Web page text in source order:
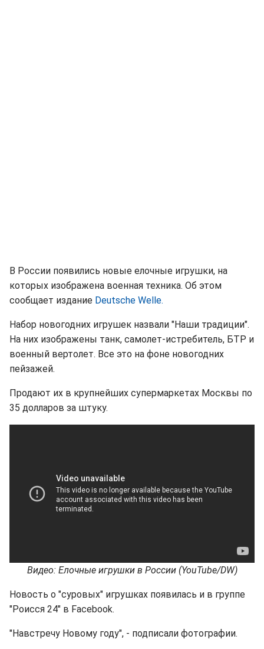
В России появились новые елочные игрушки, на
которых изображена военная техника. Об этом
сообщает издание Deutsche Welle.
Набор новогодних игрушек назвали "Наши традиции".
На них изображены танк, самолет-истребитель, БТР и
военный вертолет. Все это на фоне новогодних
пейзажей.
Продают их в крупнейших супермаркетах Москвы по
35 долларов за штуку.
Видео: Елочные игрушки в России (YouTube/DW)
Новость о "суровых" игрушках появилась и в группе
"Роисся 24" в Facebook.
"Навстречу Новому году", - подписали фотографии.